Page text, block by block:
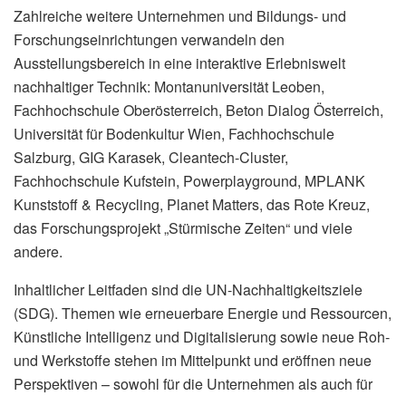
Zahlreiche weitere Unternehmen und Bildungs- und
Forschungseinrichtungen verwandeln den
Ausstellungsbereich in eine interaktive Erlebniswelt
nachhaltiger Technik: Montanuniversität Leoben,
Fachhochschule Oberösterreich, Beton Dialog Österreich,
Universität für Bodenkultur Wien, Fachhochschule
Salzburg, GIG Karasek, Cleantech-Cluster,
Fachhochschule Kufstein, Powerplayground, MPLANK
Kunststoff & Recycling, Planet Matters, das Rote Kreuz,
das Forschungsprojekt „Stürmische Zeiten“ und viele
andere.
Inhaltlicher Leitfaden sind die UN-Nachhaltigkeitsziele
(SDG). Themen wie erneuerbare Energie und Ressourcen,
Künstliche Intelligenz und Digitalisierung sowie neue Roh-
und Werkstoffe stehen im Mittelpunkt und eröffnen neue
Perspektiven – sowohl für die Unternehmen als auch für